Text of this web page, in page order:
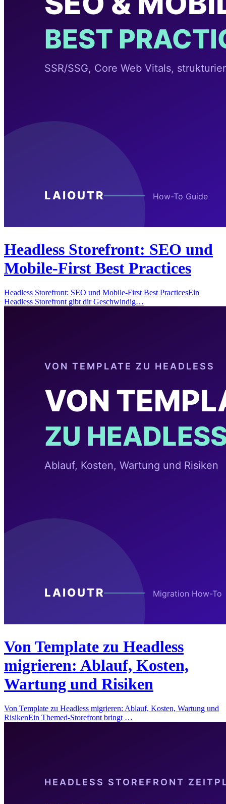
Headless Storefront: SEO und
Mobile-First Best Practices
Headless Storefront: SEO und Mobile-First Best PracticesEin
Headless Storefront gibt dir Geschwindig…
Von Template zu Headless
migrieren: Ablauf, Kosten,
Wartung und Risiken
Von Template zu Headless migrieren: Ablauf, Kosten, Wartung und
RisikenEin Themed-Storefront bringt …